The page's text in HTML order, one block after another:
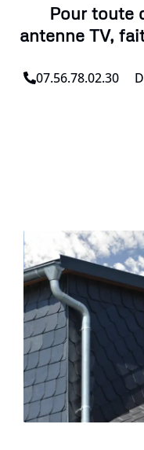
Pour toute
antenne TV,
07.56.78.02.30